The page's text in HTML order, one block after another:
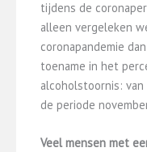
tijdens de
alleen vergeleken
coronapandemie
toename in het
alcoholstoornis: van
de periode
Veel mensen met